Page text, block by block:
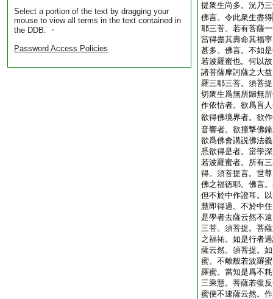
Select a portion of the text by dragging your
mouse to view all terms in the text contained in
the DDB. ・
Password Access Policies
提衆生尚多。況乃
佛言。令此衆生盡得
耶三菩。若有菩薩
當得盡其壽命其福
甚多。佛言。不如
若波羅蜜也。何以
諸菩薩摩訶薩之大
羅三耶三菩。須菩
切衆生爲無所歸無
作依怙者。欲爲盲
欲得佛境界者。欲
音響者。欲撞撃佛
欲爲佛會講説佛法
悉欲得是者。當學
若波羅蜜者。所有
得。須菩提言。世
佛之福徳耶。佛言
但不於中作證耳。
慧即得過。不於中
是學者去薩云然不
三菩。須菩提。菩
之福祐。如是行者
薩云然。須菩提。
蜜。不離般若波羅
羅蜜。當知是爲不
三乘慧。菩薩若復
蜜便不逮薩云然。